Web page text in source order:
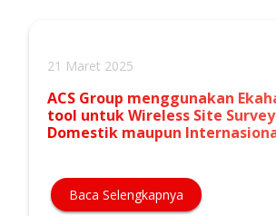
21 Maret 2025
ACS Group menggunakan
tool untuk Wireless Site
Domestik maupun
Baca Selengkapnya